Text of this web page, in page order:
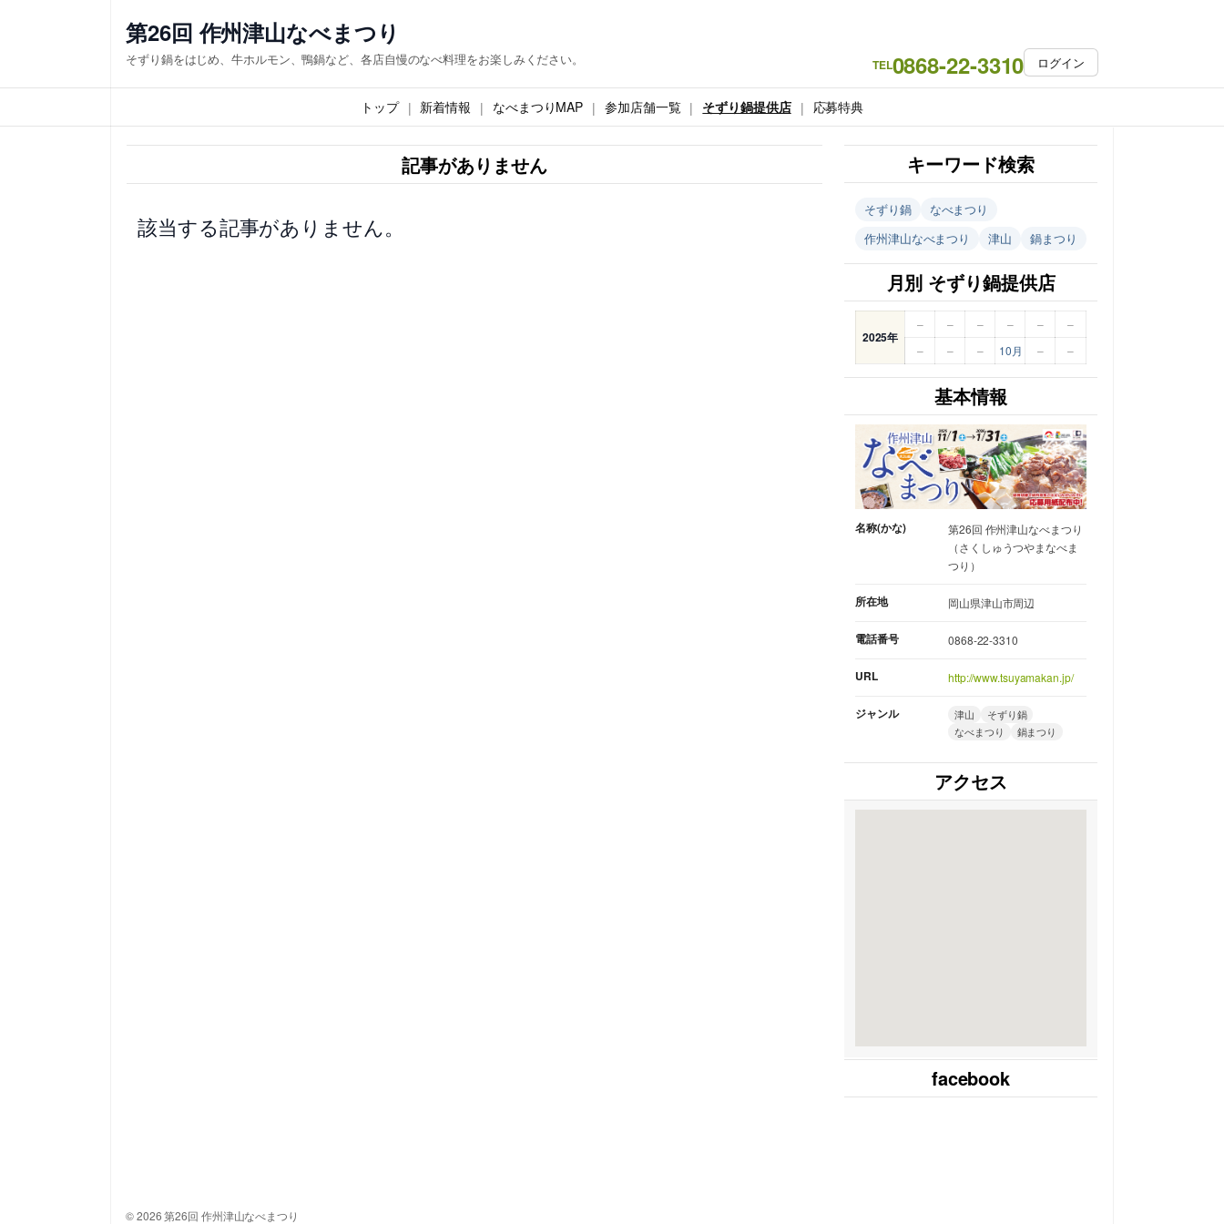
ス
キ
第26回 作州津山なべまつり
そずり鍋をはじめ、牛ホルモン、鴨鍋など、各店自慢のなべ料理をお楽しみください。 TEL0868-22-3310 ログイン
トップ 新着情報 なべまつりMAP 参加店舗一覧 そずり鍋提供店 応募特典
記事がありません
該当する記事がありません。
キーワード検索
そずり鍋
なべまつり
作州津山なべまつり
津山 鍋まつり
月別 そずり鍋提供店
2025年
– – – – –
–
–
– – 10月 – –
基本情報
名称(かな)
第26回 作州津山なべまつり
（さくしゅうつやまなべま
つり）
所在地 岡山県津山市周辺
電話番号 0868-22-3310
URL http://www.tsuyamakan.jp/
ジャンル 津山
そずり鍋
なべまつり
鍋まつり
アクセス
facebook
© 2026 第26回 作州津山なべまつり